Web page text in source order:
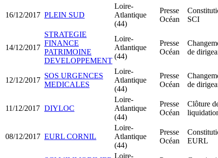
16/12/2017 PLEIN SUD
Loire-
Atlantique
(44)
Presse
Océan
SCI
14/12/2017
STRATEGIE
FINANCE
PATRIMOINE
DEVELOPPEMENT
Loire-
Atlantique
(44)
Presse
Océan
de
12/12/2017
SOS URGENCES
MEDICALES
Loire-
Atlantique
(44)
Presse
Océan
de
11/12/2017 DIYLOC
Loire-
Atlantique
(44)
Presse
Océan
Clôture
08/12/2017 EURL CORNIL
Loire-
Atlantique
(44)
Presse
Océan
EURL
Loire-